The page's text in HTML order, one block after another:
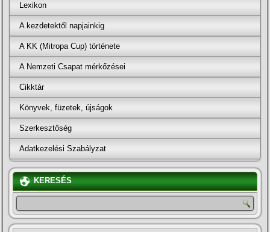
Lexikon
A kezdetektől napjainkig
A KK (Mitropa Cup) története
A Nemzeti Csapat mérkőzései
Cikktár
Könyvek, füzetek, újságok
Szerkesztőség
Adatkezelési Szabályzat
KERESÉS